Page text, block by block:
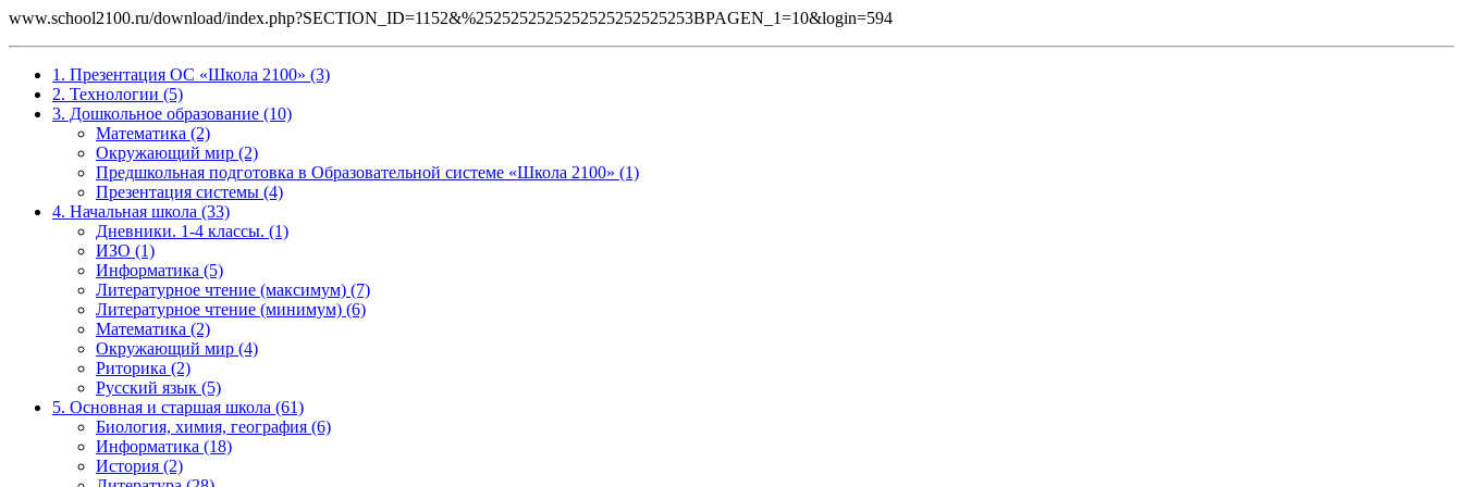
www.school2100.ru/download/index.php?SECTION_ID=1152&%2525252525252525252525253BPAGEN_1=10&login=594
1. Презентация ОС «Школа 2100» (3)
2. Технологии (5)
3. Дошкольное образование (10)
Математика (2)
Окружающий мир (2)
Предшкольная подготовка в Образовательной системе «Школа 2100» (1)
Презентация системы (4)
4. Начальная школа (33)
Дневники. 1-4 классы. (1)
ИЗО (1)
Информатика (5)
Литературное чтение (максимум) (7)
Литературное чтение (минимум) (6)
Математика (2)
Окружающий мир (4)
Риторика (2)
Русский язык (5)
5. Основная и старшая школа (61)
Биология, химия, география (6)
Информатика (18)
История (2)